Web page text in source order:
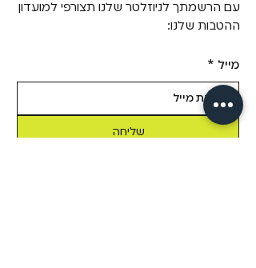
עם הרשמתך לניוזלטר שלנו תצורפי למועדון
ההטבות שלנו:
מייל *
שליחה